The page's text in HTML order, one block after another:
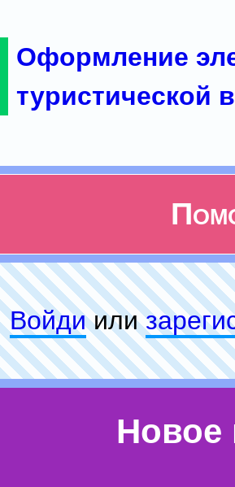
Оформление
туристической
Войдиили
Новое